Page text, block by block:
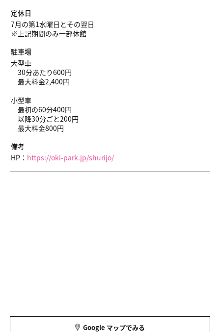
定休日
7月の第1水曜日とその翌日
※上記期間のみ一部休館
駐車場
大型車
30分あたり600円
最大料金2,400円
小型車
最初の60分400円
以降30分ごと200円
最大料金800円
備考
HP： https://oki-park.jp/shurijo/
Google マップでみる